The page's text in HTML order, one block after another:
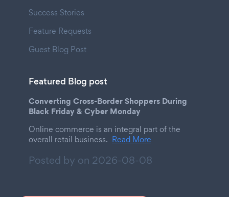
Success Stories
Feature Requests
Guest Blog Post
Featured Blog post
Converting Cross-Border Shoppers During
Black Friday & Cyber Monday
Online commerce is an integral part of the
overall retail business. Read More
Posted by on 2026-08-08